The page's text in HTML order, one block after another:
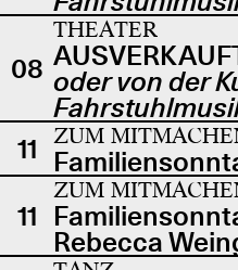
08
THEATER
oder von der
11
ZUM
11
ZUM
Rebecca